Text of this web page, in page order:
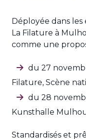
Déployée dans les
La Filature à
comme une
du 27
Filature, Scène
du 28
Kunsthalle
Standardisés et